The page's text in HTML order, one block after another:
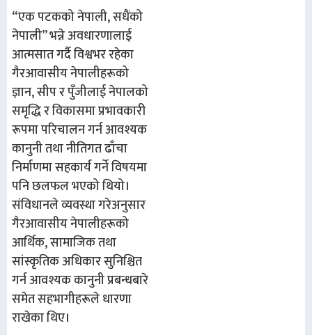
“एक पटकको नेपाली, सधैंको
नेपाली” भन्ने अवधारणालाई
आत्मसात गर्दै विश्वभर रहेका
गैरआवासीय नेपालीहरूको
ज्ञान, सीप र पुँजीलाई नेपालको
समृद्धि र विकासमा प्रभावकारी
रूपमा परिचालन गर्न आवश्यक
कानुनी तथा नीतिगत ढाँचा
निर्माणमा सहकार्य गर्ने विषयमा
पनि छलफल भएको थियो।
संविधानले व्यवस्था गरेअनुसार
गैरआवासीय नेपालीहरूको
आर्थिक, सामाजिक तथा
सांस्कृतिक अधिकार सुनिश्चित
गर्न आवश्यक कानुनी प्रबन्धबारे
समेत सहभागीहरूले धारणा
राखेका थिए।